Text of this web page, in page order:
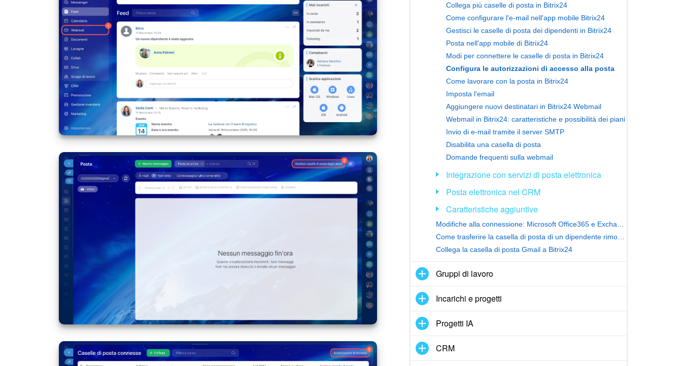
Collega più caselle di posta in Bitrix24
Come configurare l'e-mail nell'app mobile Bitrix24
Gestisci le caselle di posta dei dipendenti in Bitrix24
Posta nell'app mobile di Bitrix24
Modi per connettere le caselle di posta in Bitrix24
Configura le autorizzazioni di accesso alla posta
Come lavorare con la posta in Bitrix24
Imposta l'email
Aggiungere nuovi destinatari in Bitrix24 Webmail
Webmail in Bitrix24: caratteristiche e possibilità dei piani
Invio di e-mail tramite il server SMTP
Disabilita una casella di posta
Domande frequenti sulla webmail
Integrazione con servizi di posta elettronica
Posta elettronica nel CRM
Caratteristiche aggiuntive
Collega la casella di posta Gmail a Bitrix24
Gruppi di lavoro
Incarichi e progetti
Progetti IA
CRM